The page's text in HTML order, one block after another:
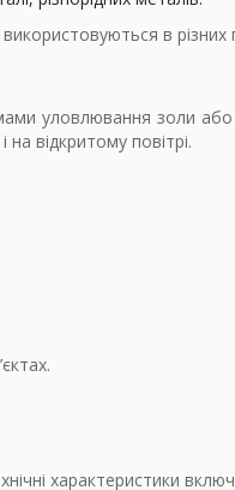
в різних
уловлювання золи
відкритому повітрі.
характеристики